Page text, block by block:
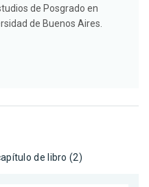
de Posgrado en
de Buenos Aires.
de libro (2)